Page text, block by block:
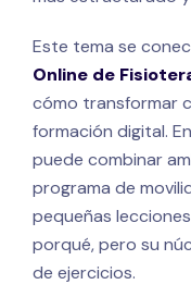
Este tema se
Online de
cómo transformar
formación digital.
puede combinar
programa de
pequeñas
porqué, pero su
de ejercicios.